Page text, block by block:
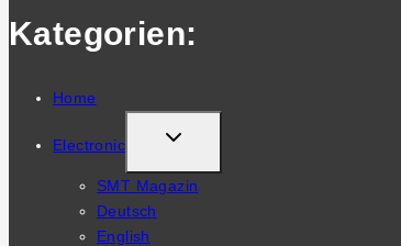
Kategorien:
Home
Electronic
TOGGLE
MENU
SMT Magazin
Deutsch
English